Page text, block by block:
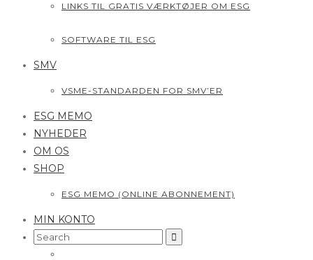
LINKS TIL GRATIS VÆRKTØJER OM ESG
SOFTWARE TIL ESG
SMV
VSME-STANDARDEN FOR SMV’ER
ESG MEMO
NYHEDER
OM OS
SHOP
ESG MEMO (ONLINE ABONNEMENT)
MIN KONTO
Search